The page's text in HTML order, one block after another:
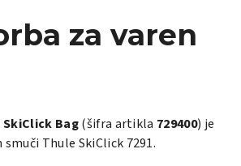
za varen
Bag(šifra artikla 729400) je
smuči Thule SkiClick 7291.